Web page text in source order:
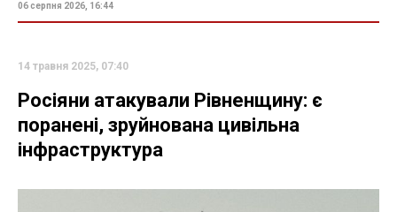
06 серпня 2026, 16:44
14 травня 2025, 07:40
Росіяни атакували Рівненщину: є
поранені, зруйнована цивільна
інфраструктура